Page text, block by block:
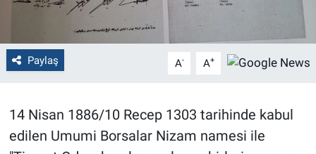
Paylaş A- A+
14 Nisan 1886/10 Recep 1303 tarihinde kabul
edilen Umumi Borsalar Nizam namesi ile
Genel
Çevre
Magazin
Bilim ve Teknoloji